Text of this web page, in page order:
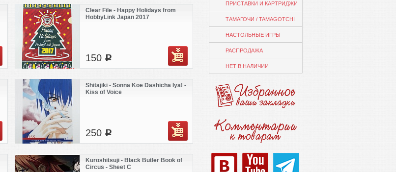
Clear File - Happy Holidays from
HobbyLink Japan 2017
150 c
Shitajiki - Sonna Koe Dashicha Iya! -
Kiss of Voice
250 c
Kuroshitsuji - Black Butler Book of
Circus - Sheet C
ПРИСТАВКИ И КАРТРИДЖИ
ТАМАГОЧИ / TAMAGOTCHI
НАСТОЛЬНЫЕ ИГРЫ
РАСПРОДАЖА
НЕТ В НАЛИЧИИ